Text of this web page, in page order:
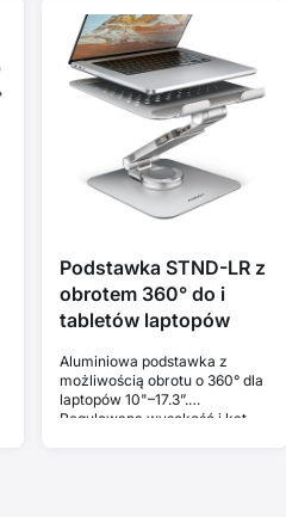
Podstawka STND-LR z
obrotem 360° do i
tabletów laptopów
Aluminiowa podstawka z
możliwością obrotu o 360° dla
laptopów 10"–17.3”.
Regulowana wysokość i kąt.